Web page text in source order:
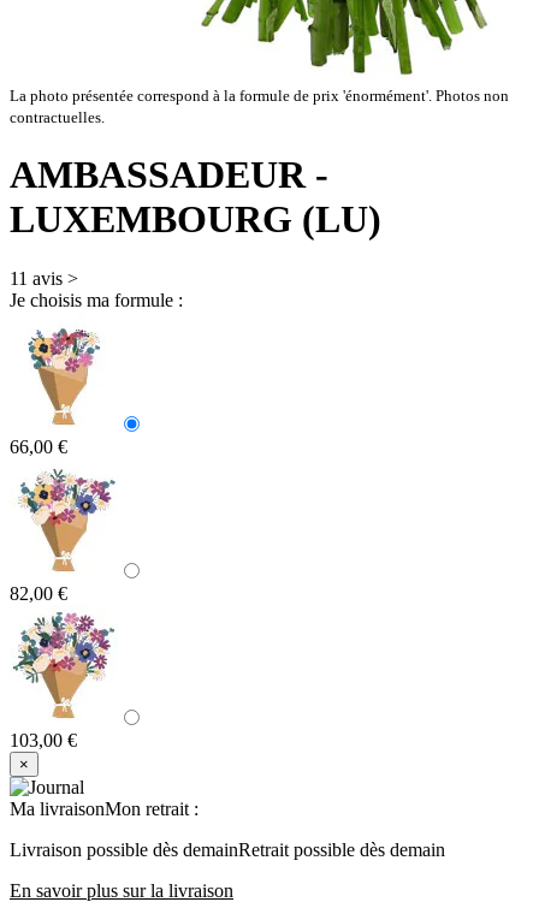
La photo présentée correspond à la formule de prix 'énormément'. Photos non
contractuelles.
AMBASSADEUR-
LUXEMBOURG (LU)
11 avis >
Je choisis ma formule :
66,00 €
82,00 €
103,00 €
×
Ma livraisonMon retrait :
Livraison possible dès demainRetrait possible dès demain
En savoir plus sur la livraison